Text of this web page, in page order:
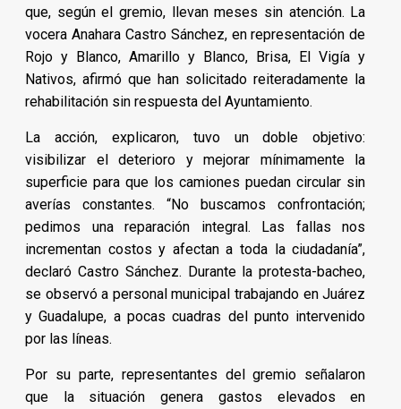
que, según el gremio, llevan meses sin atención. La
vocera Anahara Castro Sánchez, en representación de
Rojo y Blanco, Amarillo y Blanco, Brisa, El Vigía y
Nativos, afirmó que han solicitado reiteradamente la
rehabilitación sin respuesta del Ayuntamiento.
La acción, explicaron, tuvo un doble objetivo:
visibilizar el deterioro y mejorar mínimamente la
superficie para que los camiones puedan circular sin
averías constantes. “No buscamos confrontación;
pedimos una reparación integral. Las fallas nos
incrementan costos y afectan a toda la ciudadanía”,
declaró Castro Sánchez. Durante la protesta-bacheo,
se observó a personal municipal trabajando en Juárez
y Guadalupe, a pocas cuadras del punto intervenido
por las líneas.
Por su parte, representantes del gremio señalaron
que la situación genera gastos elevados en